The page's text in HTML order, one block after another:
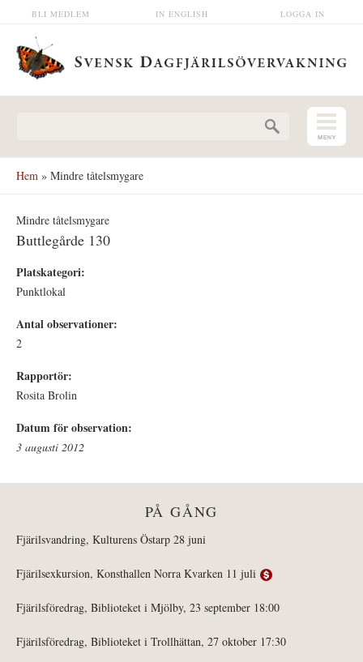
Hoppa till huvudinnehåll LOGGA IN
IN ENGLISH
BLI MEDLEM
Hem » Mindre tåtelsmygare
Mindre tåtelsmygare
Buttlegårde 130
Platskategori:
Punktlokal
Antal observationer:
2
Rapportör:
Rosita Brolin
Datum för observation:
3 augusti 2012
PÅ GÅNG
Fjärilsvandring, Kulturens Östarp 28 juni
Fjärilsexkursion, Konsthallen Norra Kvarken 11 juli
Fjärilsföredrag, Biblioteket i Mjölby, 23 september 18:00
Fjärilsföredrag, Biblioteket i Trollhättan, 27 oktober 17:30